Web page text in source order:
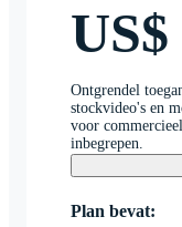
US$
Ontgrendel
stockvideo's en
voor
inbegrepen.
Plan bevat: